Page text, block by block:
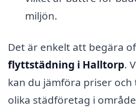
miljön.
Det är enkelt att begära
flyttstädning i Halltorp.
kan du jämföra priser
olika städföretag i